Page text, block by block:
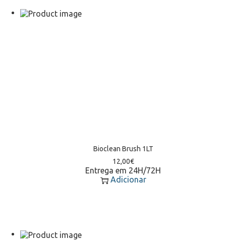
Bioclean Brush 1LT
12,00€
Entrega em 24H/72H
Adicionar